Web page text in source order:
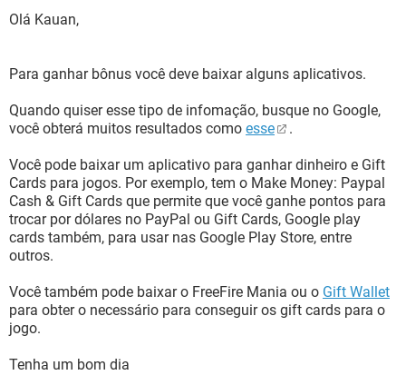
Olá Kauan,
Para ganhar bônus você deve baixar alguns aplicativos.
Quando quiser esse tipo de infomação, busque no Google,
você obterá muitos resultados como esse .
Você pode baixar um aplicativo para ganhar dinheiro e Gift
Cards para jogos. Por exemplo, tem o Make Money: Paypal
Cash & Gift Cards que permite que você ganhe pontos para
trocar por dólares no PayPal ou Gift Cards, Google play
cards também, para usar nas Google Play Store, entre
outros.
Você também pode baixar o FreeFire Mania ou o Gift Wallet
para obter o necessário para conseguir os gift cards para o
jogo.
Tenha um bom dia